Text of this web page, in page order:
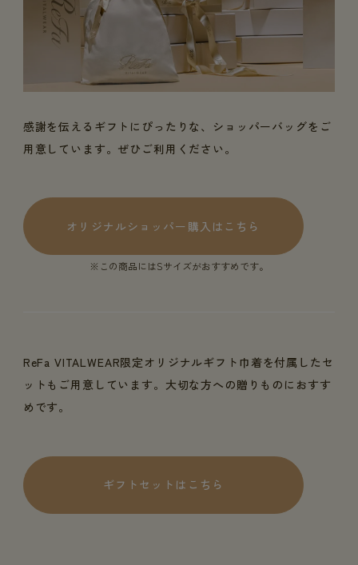
感謝を伝えるギフトにぴったりな、ショッパーバッグをご
用意しています。ぜひご利用ください。
オリジナルショッパー購入はこちら
※この商品にはSサイズがおすすめです。
ReFa VITALWEAR限定オリジナルギフト巾着を付属したセ
ットもご用意しています。大切な方への贈りものにおすす
めです。
ギフトセットはこちら